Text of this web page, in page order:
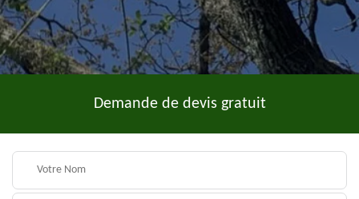
Demande de devis gratuit